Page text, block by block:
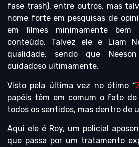
fase trash), entre outros, mas
nome forte em pesquisas de
em filmes minimamente bem
conteúdo. Talvez ele e Liam
qualidade, sendo que
cuidadoso ultimamente.
Visto pela última vez no ótimo “
papéis têm em comum o fato
todos os sentidos, mas dentro de
Aqui ele é Roy, um policial
que passa por um tratamento